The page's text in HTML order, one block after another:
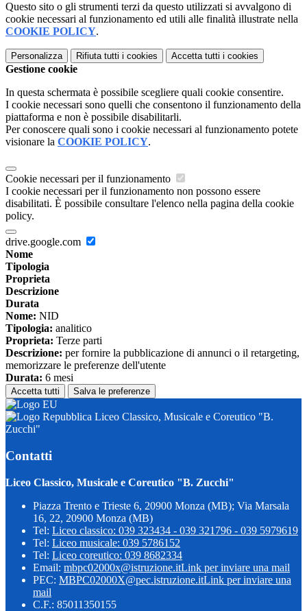
Questo sito o gli strumenti terzi da questo utilizzati si avvalgono di
cookie necessari al funzionamento ed utili alle finalità illustrate nella
COOKIE POLICY.
Personalizza Rifiuta tutti i cookies Accetta tutti i cookies
Gestione cookie
In questa schermata è possibile scegliere quali cookie consentire.
I cookie necessari sono quelli che consentono il funzionamento della
piattaforma e non è possibile disabilitarli.
Per conoscere quali sono i cookie necessari al funzionamento potete
visionare la COOKIE POLICY.
Cookie necessari per il funzionamento
I cookie necessari per il funzionamento non possono essere
disabilitati. È possibile consultare l'elenco nella pagina della cookie
policy.
drive.google.com
Nome
Tipologia
Proprieta
Descrizione
Durata
Nome: NID
Tipologia: analitico
Proprieta: Terze parti
Descrizione: per fornire la pubblicazione di annunci o il retargeting,
memorizzare le preferenze dell'utente
Durata: 6 mesi
Accetta tutti Salva le preferenze
Liceo Classico, Musicale e Coreutico "B.
Zucchi"
Contatti
Liceo Classico, Musicale e Coreutico "B. Zucchi"
Piazza Trento e Trieste 6, 20900 Monza (MB); Via Marsala
16, 22, 20900 Monza (MB)
Tel: Liceo classico: 039 323434 - 039 321796 - 039 5979619
Tel: Liceo musicale: 039 5786152
Tel: Liceo coreutico: 039 8682334
Email: mbpc02000x@istruzione.itLink per inviare una mail
PEC: MBPC02000X@pec.istruzione.itLink per inviare una
mail
C.F.: 85011350155